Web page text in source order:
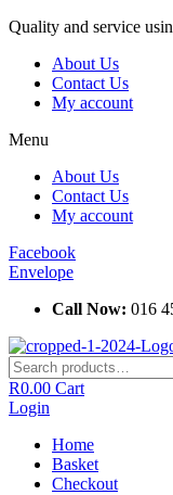
Skip
content
Quality and service
About Us
Contact Us
My account
Menu
About Us
Contact Us
My account
Facebook
Envelope
Call Now: 016
Search
for:
R0.00 Cart
Login
Home
Basket
Checkout